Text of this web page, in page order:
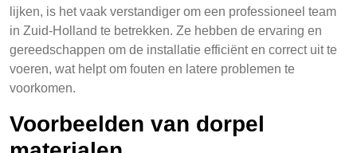
lijken, is het vaak verstandiger om een professioneel team
in Zuid-Holland te betrekken. Ze hebben de ervaring en
gereedschappen om de installatie efficiënt en correct uit te
voeren, wat helpt om fouten en latere problemen te
voorkomen.
Voorbeelden van dorpel